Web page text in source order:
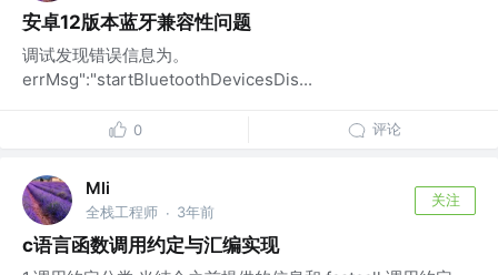
安卓12版本蓝牙兼容性问题
调试发现错误信息为。
errMsg":"startBluetoothDevicesDis...
0 评论
Mli
全栈工程师 · 3年前
关注
c语言函数调用约定与汇编实现